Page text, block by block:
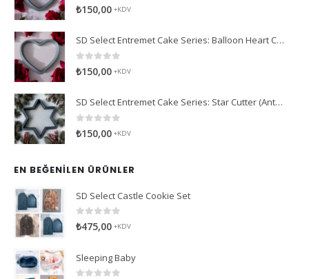
0 5 üzerinden
₺150,00 +KDV
SD Select Entremet Cake Series: Balloon Heart Cutter Cutter (Antreme Pasta Serisi: Balon Kalp Kesici)
0
₺150,00 +KDV
SD Select Entremet Cake Series: Star Cutter (Antreme Pasta Serisi: Yıldız Kesici)
0
₺150,00 +KDV
EN BEĞENILEN ÜRÜNLER
SD Select Castle Cookie Set
0 5 üzerinden
₺475,00 +KDV
Sleeping Baby